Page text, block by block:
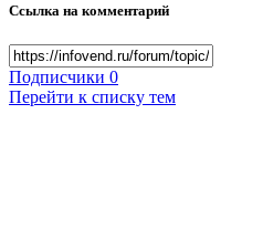
Ссылка на комментарий
Подписчики 0
Перейти к списку тем